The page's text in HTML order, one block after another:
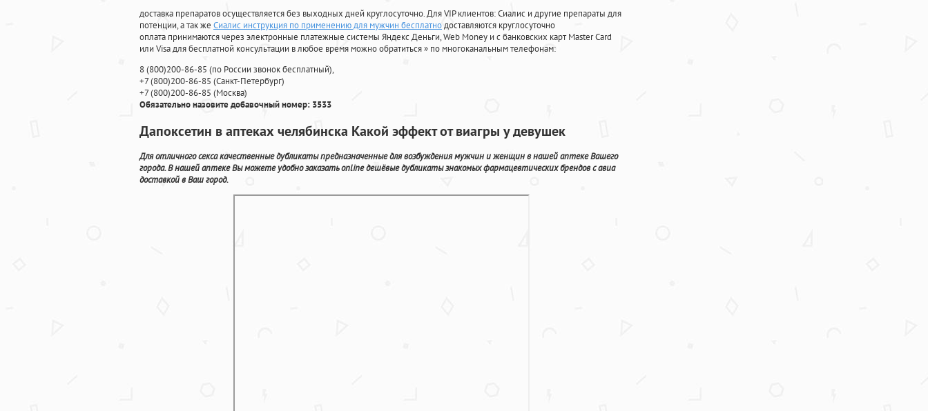
доставка препаратов осуществляется без выходных дней круглосуточно. Для VIP клиентов: Сиалис и другие препараты для
потенции, а так же Сиалис инструкция по применению для мужчин бесплатнодоставляются круглосуточно
оплата принимаются через электронные платежные системы Яндекс Деньги, Web Money и с банковских карт Master Card
или Visa для бесплатной консультации в любое время можно обратиться» по многоканальным телефонам:
8(800)200-86-85 (по России звонок бесплатный),
+7(800)200-86-85 (Санкт-Петербург)
+7(800)200-86-85 (Москва)
Обязательно назовите добавочный номер: 3533
Дапоксетин в аптеках челябинска Какой эффект от виагры у девушек
Для отличного секса качественные дубликаты предназначенные для возбуждения мужчин и женщин в нашей аптеке Вашего
города. В нашей аптеке Вы можете удобно заказать online дешёвые дубликаты знакомых фармацевтических брендов с авиа
доставкой в Ваш город.